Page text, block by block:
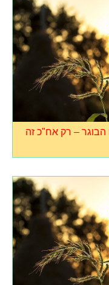
– רק אח"כ זה